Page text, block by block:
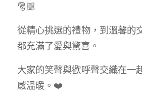
🎅🏼
從精心挑選的禮物，到溫馨的
都充滿了愛與驚喜。
大家的笑聲與歡呼聲交織在一
感溫暖。❤️